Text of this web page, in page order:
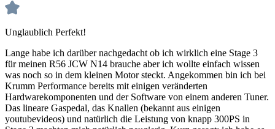
Unglaublich Perfekt!
Lange habe ich darüber nachgedacht ob ich wirklich eine Stage 3
für meinen R56 JCW N14 brauche aber ich wollte einfach wissen
was noch so in dem kleinen Motor steckt. Angekommen bin ich bei
Krumm Performance bereits mit einigen veränderten
Hardwarekomponenten und der Software von einem anderen Tuner.
Das lineare Gaspedal, das Knallen (bekannt aus einigen
youtubevideos) und natürlich die Leistung von knapp 300PS in